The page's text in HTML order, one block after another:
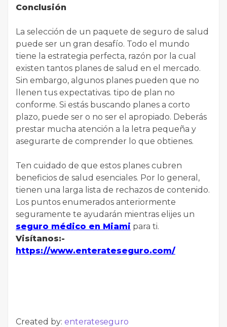
Conclusión
La selección de un paquete de seguro de salud
puede ser un gran desafío. Todo el mundo
tiene la estrategia perfecta, razón por la cual
existen tantos planes de salud en el mercado.
Sin embargo, algunos planes pueden que no
llenen tus expectativas. tipo de plan no
conforme. Si estás buscando planes a corto
plazo, puede ser o no ser el apropiado. Deberás
prestar mucha atención a la letra pequeña y
asegurarte de comprender lo que obtienes.
Ten cuidado de que estos planes cubren
beneficios de salud esenciales. Por lo general,
tienen una larga lista de rechazos de contenido.
Los puntos enumerados anteriormente
seguramente te ayudarán mientras elijes un
seguro médico en Miami para ti.
Visítanos:-
https://www.enterateseguro.com/
Created by: enterateseguro